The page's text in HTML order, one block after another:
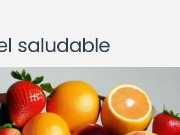
saludable